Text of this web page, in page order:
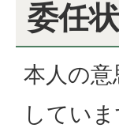
委任
本人の
していま